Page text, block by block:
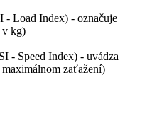
- Load Index) - označuje
v kg)
- Speed Index) - uvádza
zaťažení)